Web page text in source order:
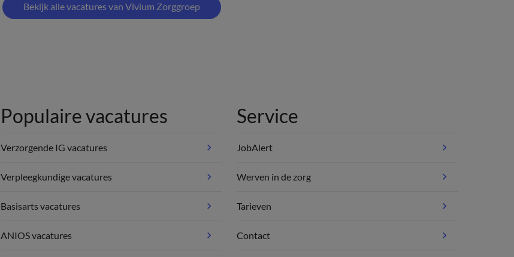
Bekijk alle vacatures van Vivium Zorggroep
Populaire vacatures
Verzorgende IG vacatures
Verpleegkundige vacatures
Basisarts vacatures
ANIOS vacatures
Service
JobAlert
Werven in de zorg
Tarieven
Contact